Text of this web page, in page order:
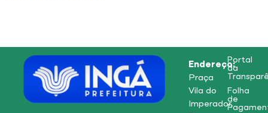
Endereço:
Praça
Vila do
Imperador,
Portal
da
Folha
de